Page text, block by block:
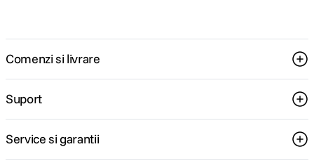
Comenzi si livrare
Suport
Service si garantii